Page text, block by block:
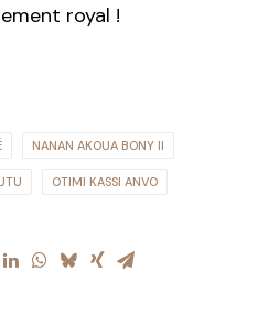
royal !
NANAN AKOUA BONY II
OTIMI KASSI ANVO